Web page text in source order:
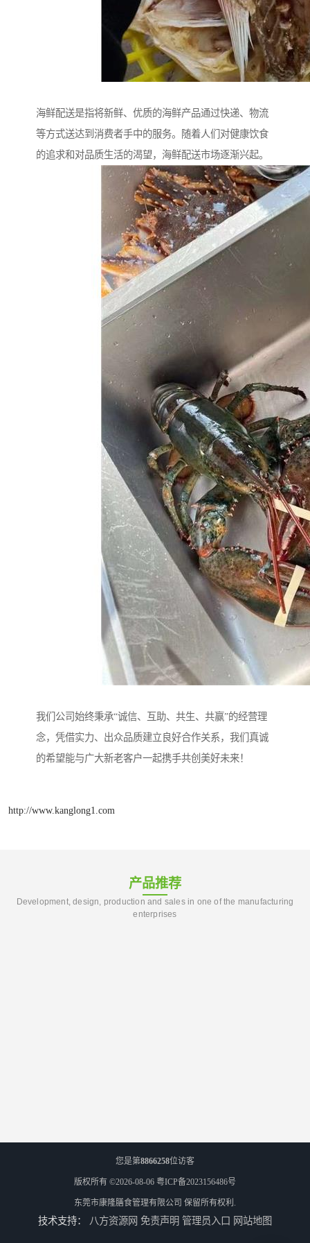
海鲜配送是指将新鲜、优质的海鲜产品通过快递、物流
等方式送达到消费者手中的服务。随着人们对健康饮食
的追求和对品质生活的渴望，海鲜配送市场逐渐兴起。
我们公司始终秉承“诚信、互助、共生、共赢”的经营理
念，凭借实力、出众品质建立良好合作关系，我们真诚
的希望能与广大新老客户一起携手共创美好未来！
http://www.kanglong1.com
产品推荐
Development, design, production and sales in one of the manufacturing
enterprises
您是第8866258位访客
版权所有 ©2026-08-06 粤ICP备2023156486号
东莞市康隆膳食管理有限公司 保留所有权利.
技术支持： 八方资源网 免责声明 管理员入口 网站地图